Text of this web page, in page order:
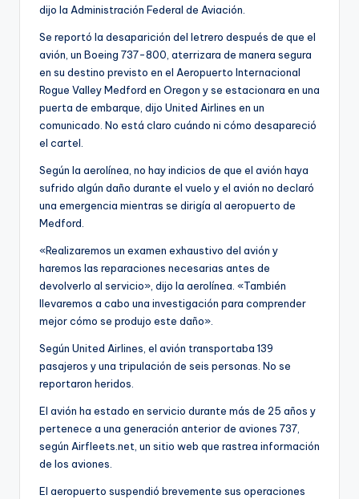
dijo la Administración Federal de Aviación.
Se reportó la desaparición del letrero después de que el
avión, un Boeing 737-800, aterrizara de manera segura
en su destino previsto en el Aeropuerto Internacional
Rogue Valley Medford en Oregon y se estacionara en una
puerta de embarque, dijo United Airlines en un
comunicado. No está claro cuándo ni cómo desapareció
el cartel.
Según la aerolínea, no hay indicios de que el avión haya
sufrido algún daño durante el vuelo y el avión no declaró
una emergencia mientras se dirigía al aeropuerto de
Medford.
«Realizaremos un examen exhaustivo del avión y
haremos las reparaciones necesarias antes de
devolverlo al servicio», dijo la aerolínea. «También
llevaremos a cabo una investigación para comprender
mejor cómo se produjo este daño».
Según United Airlines, el avión transportaba 139
pasajeros y una tripulación de seis personas. No se
reportaron heridos.
El avión ha estado en servicio durante más de 25 años y
pertenece a una generación anterior de aviones 737,
según Airfleets.net, un sitio web que rastrea información
de los aviones.
El aeropuerto suspendió brevemente sus operaciones